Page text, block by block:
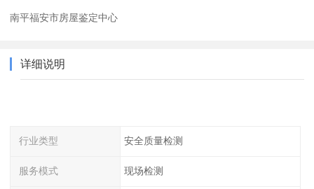
南平福安市房屋鉴定中心
详细说明
行业类型 安全质量检测
服务模式 现场检测